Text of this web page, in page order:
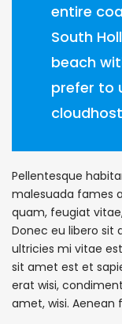
entire
South
beach
prefer to
Pellentesque
malesuada fames
quam, feugiat
Donec eu libero sit
ultricies mi vitae
sit amet est et
erat wisi,
amet, wisi. Aenean